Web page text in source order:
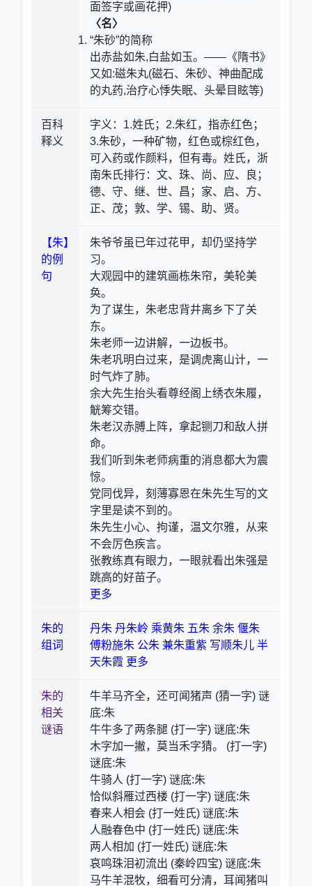
面签字或画花押)
〈名〉
“朱砂”的简称
出赤盐如朱,白盐如玉。——《隋书》
又如:磁朱丸(磁石、朱砂、神曲配成
的丸药,治疗心悸失眠、头晕目眩等)
百科
释义
字义：1.姓氏；2.朱红，指赤红色；
3.朱砂，一种矿物，红色或棕红色，
可入药或作颜料，但有毒。姓氏，浙
南朱氏排行：文、珠、尚、应、良；
德、守、继、世、昌；家、启、方、
正、茂；敦、学、锡、助、贤。
【朱】
的例
句
朱爷爷虽已年过花甲，却仍坚持学
习。
大观园中的建筑画栋朱帘，美轮美
奂。
为了谋生，朱老忠背井离乡下了关
东。
朱老师一边讲解，一边板书。
朱老巩明白过来，是调虎离山计，一
时气炸了肺。
余大先生抬头看尊经阁上绣衣朱履，
觥筹交错。
朱老汉赤膊上阵，拿起铡刀和敌人拼
命。
我们听到朱老师病重的消息都大为震
惊。
党同伐异，刻薄寡恩在朱先生写的文
字里是读不到的。
朱先生小心、拘谨，温文尔雅，从来
不会厉色疾言。
张教练真有眼力，一眼就看出朱强是
跳高的好苗子。
更多
朱的
组词
丹朱 丹朱岭 乘黄朱 五朱 余朱 偃朱
傅粉施朱 公朱 兼朱重紫 写顺朱儿 半
天朱霞 更多
朱的
相关
谜语
牛羊马齐全，还可闻猪声 (猜一字) 谜
底:朱
牛牛多了两条腿 (打一字) 谜底:朱
木字加一撇，莫当禾字猜。 (打一字)
谜底:朱
牛骑人 (打一字) 谜底:朱
恰似斜雁过西楼 (打一字) 谜底:朱
春来人相会 (打一姓氏) 谜底:朱
人融春色中 (打一姓氏) 谜底:朱
两人相加 (打一姓氏) 谜底:朱
哀鸣珠泪初流出 (秦岭四宝) 谜底:朱
马牛羊混牧，细看可分清，耳闻猪叫